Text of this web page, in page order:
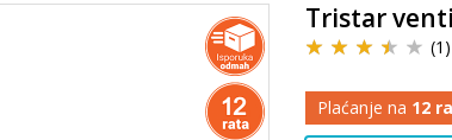
Tristar
(1)
Plaćanje na 12